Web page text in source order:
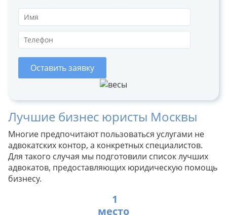
Оставить заявку
Лучшие бизнес юристы Москвы
Многие предпочитают пользоваться услугами не
адвокатских контор, а конкретных специалистов.
Для такого случая мы подготовили список лучших
адвокатов, предоставляющих юридическую помощь
бизнесу.
1